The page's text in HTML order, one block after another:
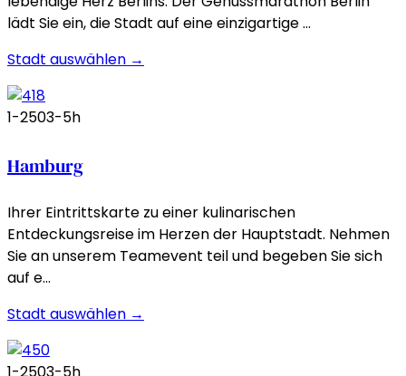
lädt Sie ein, die Stadt auf eine einzigartige …
Stadt auswählen →
1-2503-5h
Hamburg
Ihrer Eintrittskarte zu einer kulinarischen
Entdeckungsreise im Herzen der Hauptstadt. Nehmen
Sie an unserem Teamevent teil und begeben Sie sich
auf e…
Stadt auswählen →